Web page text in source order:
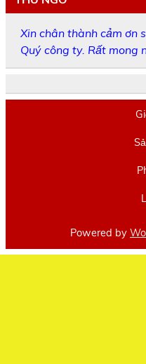
Xin chân thành cảm ơn
Quý công ty. Rất mong
Powered by